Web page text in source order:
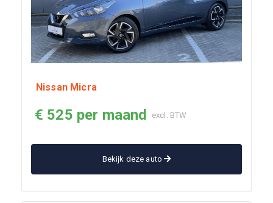
Nissan Micra
€ 525 per maand excl. BTW
Bekijk deze auto